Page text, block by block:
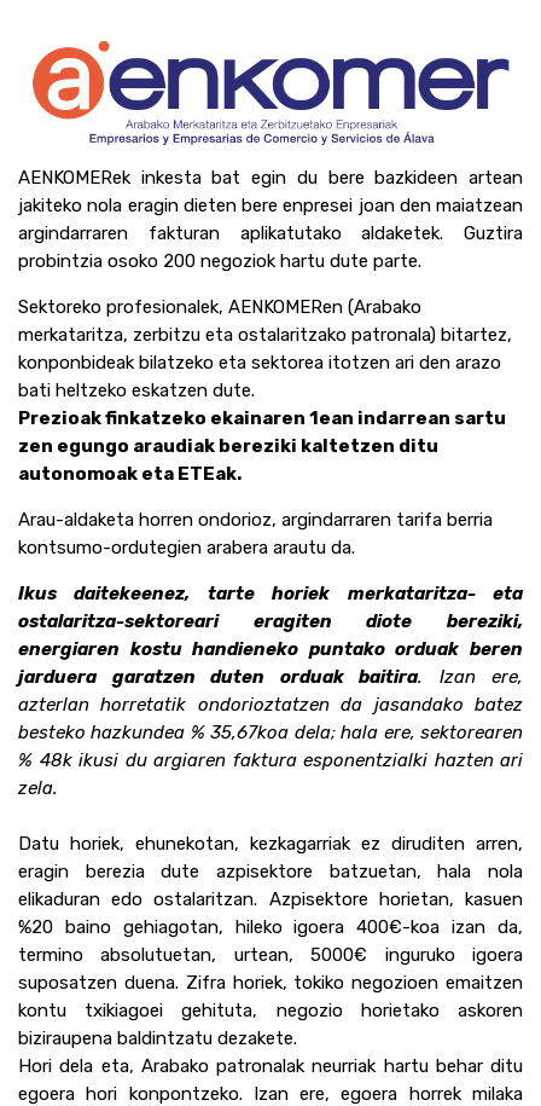
AENKOMERek inkesta bat egin du bere bazkideen artean
jakiteko nola eragin dieten bere enpresei joan den maiatzean
argindarraren fakturan aplikatutako aldaketek. Guztira
probintzia osoko 200 negoziok hartu dute parte.
Sektoreko profesionalek, AENKOMERen (Arabako
merkataritza, zerbitzu eta ostalaritzako patronala) bitartez,
konponbideak bilatzeko eta sektorea itotzen ari den arazo
bati heltzeko eskatzen dute.
Prezioak finkatzeko ekainaren 1ean indarrean sartu
zen egungo araudiak bereziki kaltetzen ditu
autonomoak eta ETEak.
Arau-aldaketa horren ondorioz, argindarraren tarifa berria
kontsumo-ordutegien arabera arautu da.
Ikus daitekeenez, tarte horiek merkataritza- eta
ostalaritza-sektoreari eragiten diote bereziki,
energiaren kostu handieneko puntako orduak beren
jarduera garatzen duten orduak baitira. Izan ere,
azterlan horretatik ondorioztatzen da jasandako batez
besteko hazkundea % 35,67koa dela; hala ere, sektorearen
% 48k ikusi du argiaren faktura esponentzialki hazten ari
zela.
Datu horiek, ehunekotan, kezkagarriak ez diruditen arren,
eragin berezia dute azpisektore batzuetan, hala nola
elikaduran edo ostalaritzan. Azpisektore horietan, kasuen
%20 baino gehiagotan, hileko igoera 400€-koa izan da,
termino absolutuetan, urtean, 5000€ inguruko igoera
suposatzen duena. Zifra horiek, tokiko negozioen emaitzen
kontu txikiagoei gehituta, negozio horietako askoren
biziraupena baldintzatu dezakete.
Hori dela eta, Arabako patronalak neurriak hartu behar ditu
egoera hori konpontzeko. Izan ere, egoera horrek milaka